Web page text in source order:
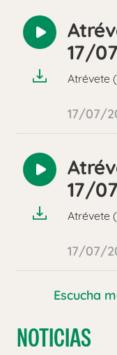
Reproducir
audio17/
Atrévete
17/07/
Reproducir
audio17/
Atrévete
17/07/
Escucha
NOTICIAS